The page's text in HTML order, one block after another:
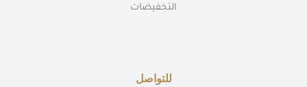
التخفيضات
للتواصل